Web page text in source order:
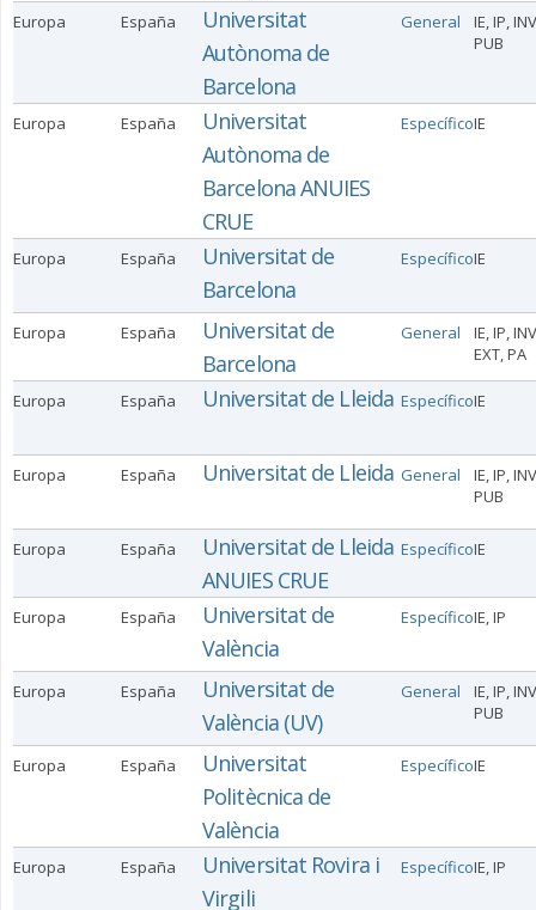
Europa España
Universitat
Autònoma de
Barcelona
General
IE, IP,
PUB
Europa España
Universitat
Autònoma de
Barcelona ANUIES
CRUE
EspecíficoIE
Europa España
Universitat de
Barcelona
EspecíficoIE
Europa España
Universitat de
Barcelona
General
IE, IP,
EXT, PA
Europa España Universitat de Lleida EspecíficoIE
Europa España Universitat de Lleida General
IE, IP,
PUB
Europa España
Universitat de Lleida
ANUIES CRUE
EspecíficoIE
Europa España
Universitat de
València
EspecíficoIE, IP
Europa España
Universitat de
València (UV)
General
IE, IP,
PUB
Europa España
Universitat
Politècnica de
València
EspecíficoIE
Europa España
Universitat Rovira i
Virgili
EspecíficoIE, IP